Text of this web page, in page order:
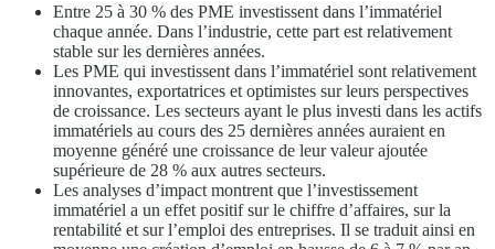
Entre 25 à 30 % des PME investissent dans l’immatériel
chaque année. Dans l’industrie, cette part est relativement
stable sur les dernières années.
Les PME qui investissent dans l’immatériel sont relativement
innovantes, exportatrices et optimistes sur leurs perspectives
de croissance. Les secteurs ayant le plus investi dans les actifs
immatériels au cours des 25 dernières années auraient en
moyenne généré une croissance de leur valeur ajoutée
supérieure de 28 % aux autres secteurs.
Les analyses d’impact montrent que l’investissement
immatériel a un effet positif sur le chiffre d’affaires, sur la
rentabilité et sur l’emploi des entreprises. Il se traduit ainsi en